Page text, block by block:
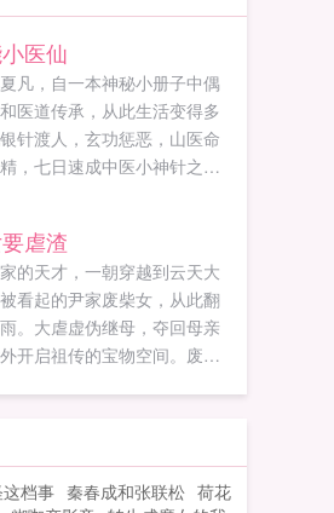
医仙
凡，自一本神秘小册子中偶
医道传承，从此生活变得多
针渡人，玄功惩恶，山医命
，七日速成中医小神针之名
...虐渣
的天才，一朝穿越到云天大
看起的尹家废柴女，从此翻
。大虐虚伪继母，夺回母亲
开启祖传的宝物空间。废柴
为最强的人！...
档事 秦春成和张联松 荷花